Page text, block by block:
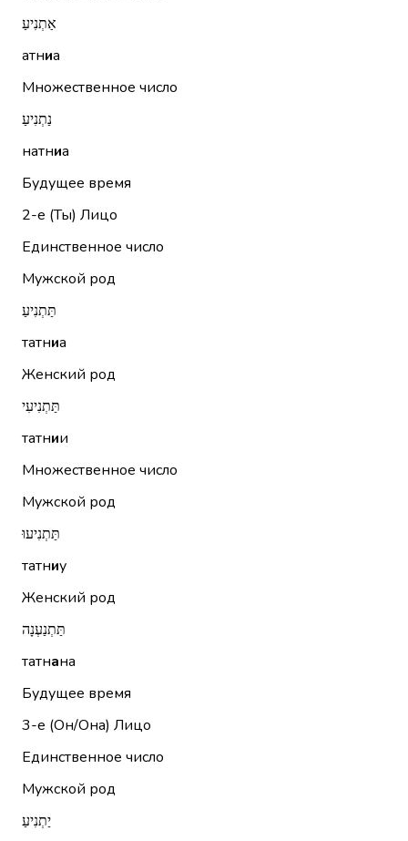
אַתְנִיעַ
атниа
Множественное число
נַתְנִיעַ
натниа
Будущее время
2-е (Ты) Лицо
Единственное число
Мужской род
תַּתְנִיעַ
татниа
Женский род
תַּתְנִיעִי
татнии
Множественное число
Мужской род
תַּתְנִיעוּ
татниу
Женский род
תַּתְנַעְנָה
татнана
Будущее время
3-е (Он/Она) Лицо
Единственное число
Мужской род
יַתְנִיעַ